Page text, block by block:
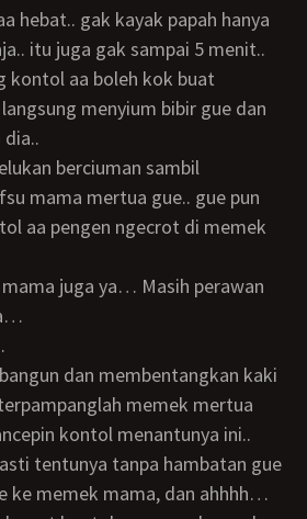
itu juga gak sampai 5 menit..
menyium bibir gue dan
mama mertua gue.. gue pun
aa pengen ngecrot di memek
memek mertua
kontol menantunya ini..
tentunya tanpa hambatan gue
ke memek mama, dan ahhhh…